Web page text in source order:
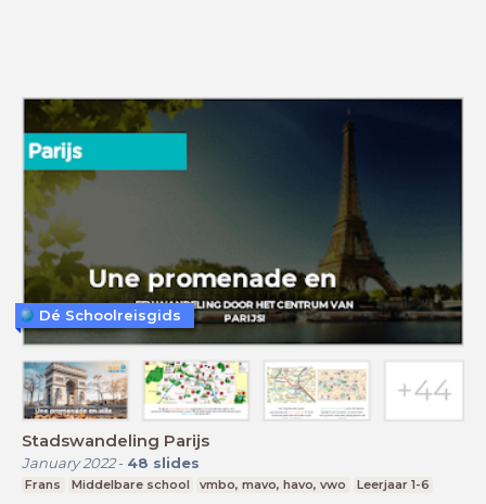
Stadswandeling Parijs
January 2022- 48 slides
Frans Middelbare school vmbo, mavo, havo, vwo Leerjaar 1-6
Dé Schoolreisgids